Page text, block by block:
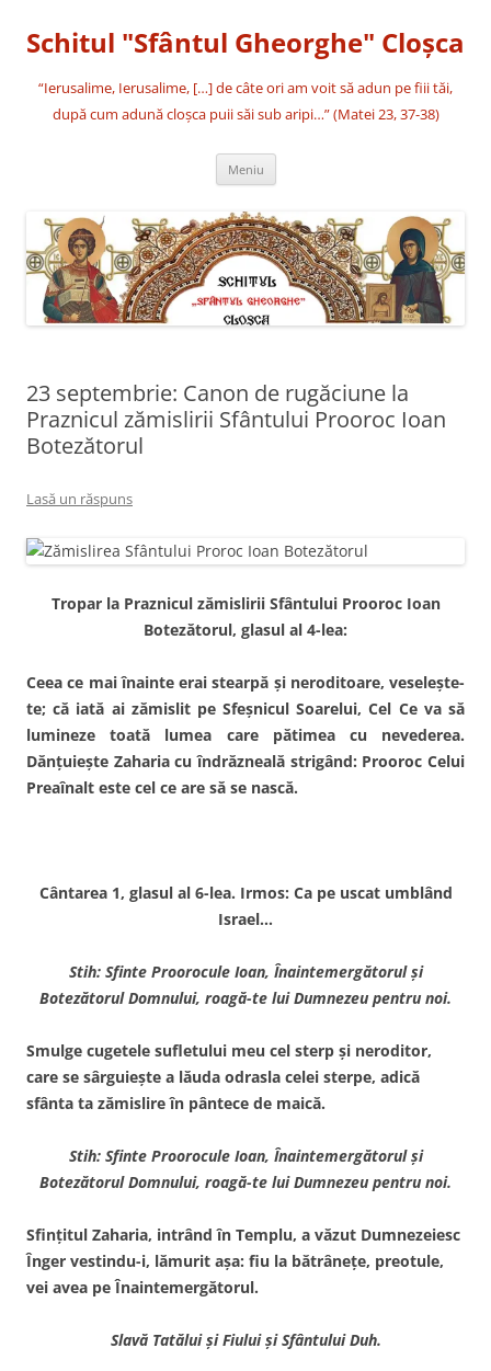
conținut
Schitul "Sfântul Gheorghe" Cloşca
“Ierusalime, Ierusalime, […] de câte ori am voit să adun pe fiii tăi,
după cum adună cloşca puii săi sub aripi…” (Matei 23, 37-38)
Meniu
23 septembrie: Canon de rugăciune la
Praznicul zămislirii Sfântului Prooroc Ioan
Botezătorul
Lasă un răspuns
Tropar la Praznicul zămislirii Sfântului Prooroc Ioan
Botezătorul, glasul al 4-lea:
Ceea ce mai înainte erai stearpă şi neroditoare, veseleşte-
te; că iată ai zămislit pe Sfeşnicul Soarelui, Cel Ce va să
lumineze toată lumea care pătimea cu nevederea.
Dănţuieşte Zaharia cu îndrăzneală strigând: Prooroc Celui
Preaînalt este cel ce are să se nască.
Cântarea 1, glasul al 6-lea. Irmos: Ca pe uscat umblând
Israel…
Stih: Sfinte Proorocule Ioan, Înaintemergătorul şi
Botezătorul Domnului, roagă-te lui Dumnezeu pentru noi.
Smulge cugetele sufletului meu cel sterp şi neroditor,
care se sârguieşte a lăuda odrasla celei sterpe, adică
sfânta ta zămislire în pântece de maică.
Stih: Sfinte Proorocule Ioan, Înaintemergătorul şi
Botezătorul Domnului, roagă-te lui Dumnezeu pentru noi.
Sfinţitul Zaharia, intrând în Templu, a văzut Dumnezeiesc
Înger vestindu-i, lămurit aşa: fiu la bătrâneţe, preotule,
vei avea pe Înaintemergătorul.
Slavă Tatălui şi Fiului şi Sfântului Duh.